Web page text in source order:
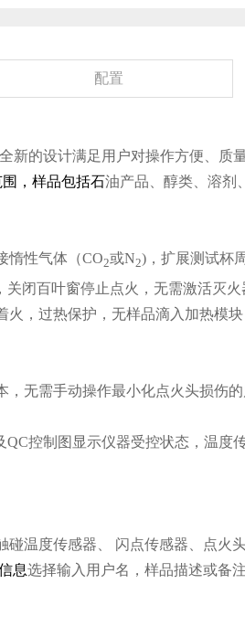
配置
新的设计满足用户对操作方便、质
，样品包括石油产品、醇类、溶剂
惰性气体（CO2或N2)，扩展测试杯
关闭百叶窗停止点火，无需激活灭火
火，过热保护，无样品滴入加热模块
，无需手动操作最小化点火头损伤
控制图显示仪器受控状态，温度
碰温度传感器、 闪点传感器、点火
息选择输入用户名，样品描述或备